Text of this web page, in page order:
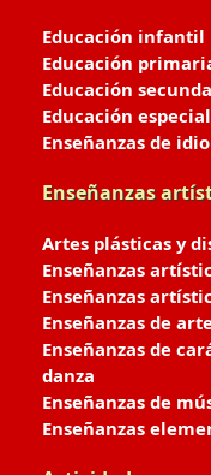
Educación infantil
Educación
Educación
Educación especial
Enseñanzas de
Enseñanzas
Artes plásticas y
Enseñanzas
Enseñanzas
Enseñanzas de
Enseñanzas de
danza
Enseñanzas de
Enseñanzas